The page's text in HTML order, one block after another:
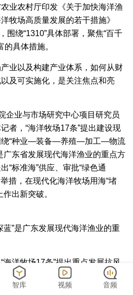
业农村厅印发《关于加快海洋渔
牧场高质量发展的若干措施》
围绕“1310”具体部署，聚焦“百千
具体措施。
业以及构建产业体系，如何从财
及可实施化，是关注焦点和亮
企业与市场研究中心项目研究员
者，“海洋牧场17条”提出建设现
绕“种业—装备—养殖—加工—物流
东省发展现代海洋渔业的重点方
“标准海”供应、审批“绿色通
措，在现代化海洋牧场用海“堵
出新突破。
蓝”是广东发展现代海洋渔业的重
洋牧场17条”提出重点发展抗风
型重力式深水网箱，探索建设大
的县（市、区）发展海洋渔业以
智库 视频 音频